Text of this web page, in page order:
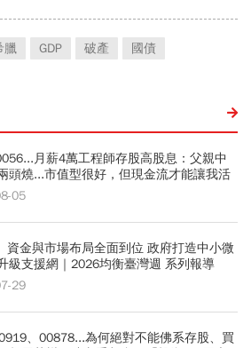
臘 GDP 破產 國債
月薪4萬工程師存股高股息：父親中
頭燒...市值型很好，但現金流才能讓我活
05
資金與市場布局全面到位 政府打造中小微
級支援網｜2026均衡臺灣週 系列報導
29
、00878...為何絕對不能佛系存股、買